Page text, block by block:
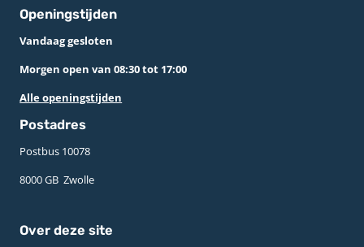
Openingstijden
Vandaag gesloten
Morgen open van 08:30 tot 17:00
Alle openingstijden
Postadres
Postbus 10078 ­
8000 GB ­ Zwolle
Over deze site